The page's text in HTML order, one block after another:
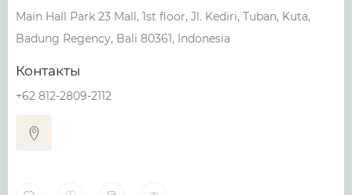
Main Hall Park 23 Mall, 1st floor, Jl. Kediri, Tuban, Kuta,
Badung Regency, Bali 80361, Indonesia
Контакты
+62 812-2809-2112